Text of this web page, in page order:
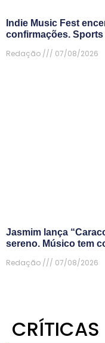
Indie Music Fest
confirmações. Sports
Redação
07/08/2026
Jasmim lança
sereno. Músico tem
Redação
07/08/2026
CRÍTICAS